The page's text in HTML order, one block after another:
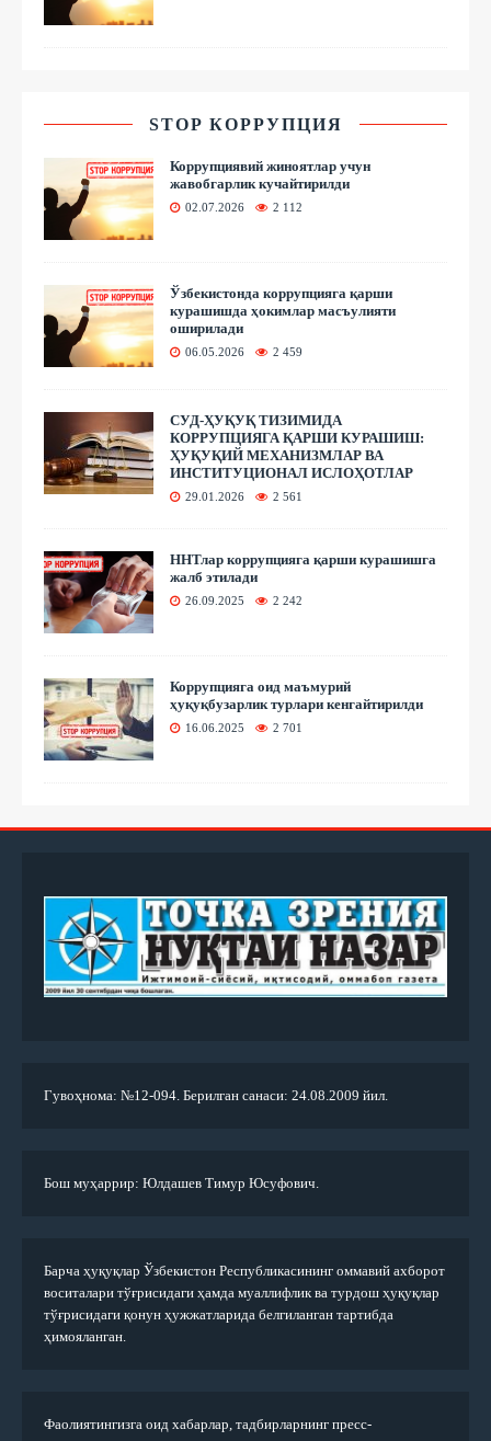
STOP КОРРУПЦИЯ
Коррупциявий жиноятлар учун
жавобгарлик кучайтирилди
02.07.2026 2 112
Ўзбекистонда коррупцияга қарши
курашишда ҳокимлар масъулияти
оширилади
06.05.2026 2 459
СУД-ҲУҚУҚ ТИЗИМИДА
КОРРУПЦИЯГА ҚАРШИ КУРАШИШ:
ҲУҚУҚИЙ МЕХАНИЗМЛАР ВА
ИНСТИТУЦИОНАЛ ИСЛОҲОТЛАР
29.01.2026 2 561
ННТлар коррупцияга қарши курашишга
жалб этилади
26.09.2025 2 242
Коррупцияга оид маъмурий
ҳуқуқбузарлик турлари кенгайтирилди
16.06.2025 2 701
Гувоҳнома: №12-094. Берилган санаси: 24.08.2009 йил.
Бош муҳаррир: Юлдашев Тимур Юсуфович.
Барча ҳуқуқлар Ўзбекистон Республикасининг оммавий ахборот
воситалари тўғрисидаги ҳамда муаллифлик ва турдош ҳуқуқлар
тўғрисидаги қонун ҳужжатларида белгиланган тартибда
ҳимояланган.
Фаолиятингизга оид хабарлар, тадбирларнинг пресс-